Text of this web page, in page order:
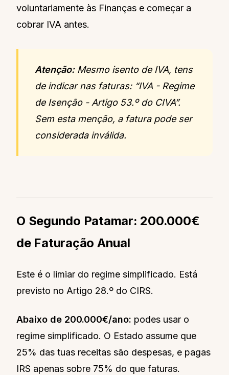
voluntariamente às Finanças e começar a
cobrar IVA antes.
Atenção:Mesmo isento de IVA, tens
de indicar nas faturas: “IVA - Regime
de Isenção - Artigo 53.º do CIVA”.
Sem esta menção, a fatura pode ser
considerada inválida.
O Segundo Patamar: 200.000€
de Faturação Anual
Este é o limiar do regime simplificado. Está
previsto no Artigo 28.º do CIRS.
Abaixo de 200.000€/ano: podes usar o
regime simplificado. O Estado assume que
25% das tuas receitas são despesas, e pagas
IRS apenas sobre 75% do que faturas.